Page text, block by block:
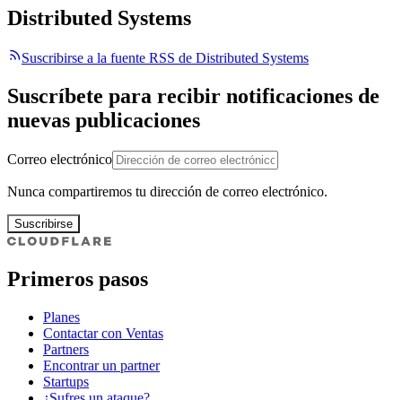
Distributed Systems
Suscribirse a la fuente RSS de Distributed Systems
Suscríbete para recibir notificaciones de
nuevas publicaciones
Correo electrónico
Nunca compartiremos tu dirección de correo electrónico.
Suscribirse
Primeros pasos
Planes
Contactar con Ventas
Partners
Encontrar un partner
Startups